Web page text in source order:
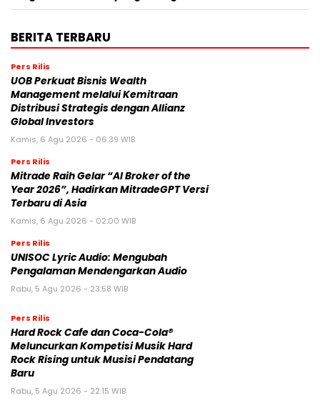
BERITA TERBARU
Pers Rilis
UOB Perkuat Bisnis Wealth
Management melalui Kemitraan
Distribusi Strategis dengan Allianz
Global Investors
Kamis, 6 Agu 2026 - 06:39 WIB
Pers Rilis
Mitrade Raih Gelar “AI Broker of the
Year 2026”, Hadirkan MitradeGPT Versi
Terbaru di Asia
Kamis, 6 Agu 2026 - 02:00 WIB
Pers Rilis
UNISOC Lyric Audio: Mengubah
Pengalaman Mendengarkan Audio
Rabu, 5 Agu 2026 - 23:58 WIB
Pers Rilis
Hard Rock Cafe dan Coca-Cola®
Meluncurkan Kompetisi Musik Hard
Rock Rising untuk Musisi Pendatang
Baru
Rabu, 5 Agu 2026 - 22:15 WIB